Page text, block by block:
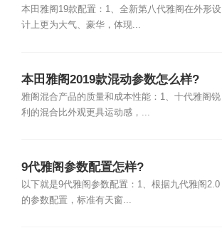
本田雅阁19款配置：1、全新第八代雅阁在外形设
计上更为大气、豪华，体现...
本田雅阁2019款混动参数怎么样?
雅阁混合产品的质量和成本性能：1、十代雅阁锐
利的混合比外观更具运动感，...
9代雅阁参数配置怎样?
以下就是9代雅阁参数配置：1、根据九代雅阁2.0
的参数配置，标准有天窗...